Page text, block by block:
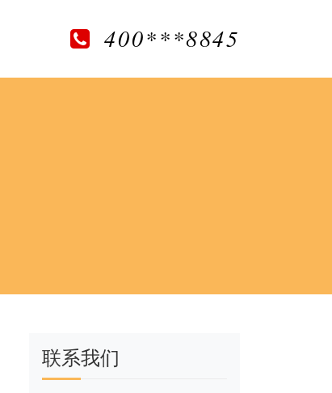
400***8845
联系我们